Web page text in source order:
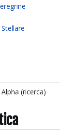
(ricerca)